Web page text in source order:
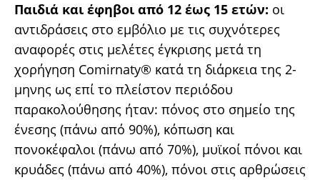
Παιδιά και έφηβοι από 12 έως 15 ετών: οι
αντιδράσεις στο εμβόλιο με τις συχνότερες
αναφορές στις μελέτες έγκρισης μετά τη
χορήγηση Comirnaty® κατά τη διάρκεια της 2-
μηνης ως επί το πλείστον περιόδου
παρακολούθησης ήταν: πόνος στο σημείο της
ένεσης (πάνω από 90%), κόπωση και
πονοκέφαλοι (πάνω από 70%), μυϊκοί πόνοι και
κρυάδες (πάνω από 40%), πόνοι στις αρθρώσεις